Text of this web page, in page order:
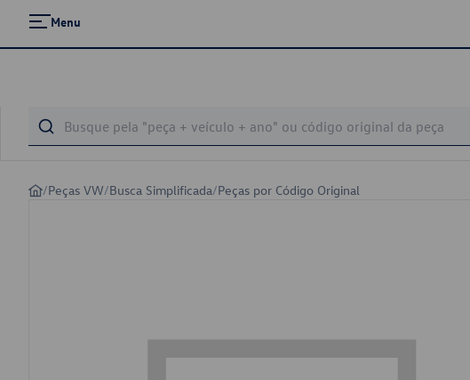
Menu
/Peças VW/Busca Simplificada/Peças por Código Original